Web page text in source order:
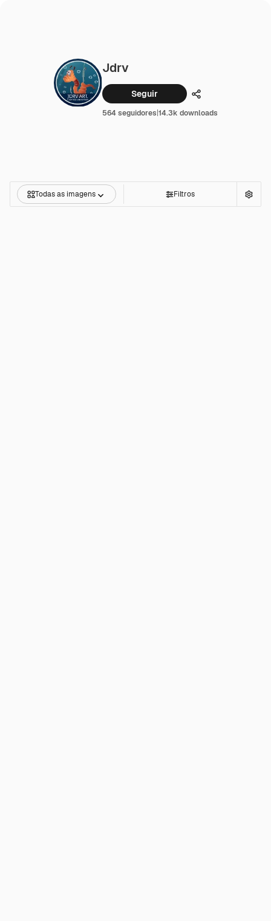
Jdrv
Seguir Compartilhar
564 seguidores|14.3k downloads
Todas as imagens Filtros